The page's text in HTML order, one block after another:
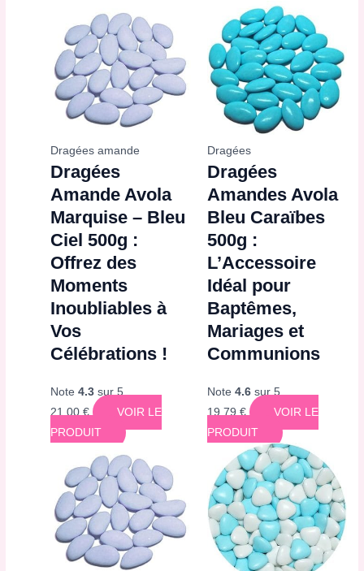
Dragées amande
Dragées
Amande Avola
Marquise – Bleu
Ciel 500g :
Offrez des
Moments
Inoubliables à
Vos
Célébrations !
Note4.3 sur 5
21,00€
VOIR LE
PRODUIT
Dragées
Dragées
Amandes Avola
Bleu Caraïbes
500g :
L’Accessoire
Idéal pour
Baptêmes,
Mariages et
Communions
Note 4.6sur 5
19,79€
VOIR LE
PRODUIT